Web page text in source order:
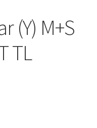
(Y) M+S
TL